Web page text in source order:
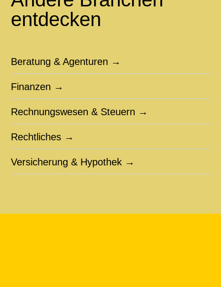
entdecken
Beratung & Agenturen →
Finanzen →
Rechnungswesen & Steuern →
Rechtliches →
Versicherung & Hypothek →